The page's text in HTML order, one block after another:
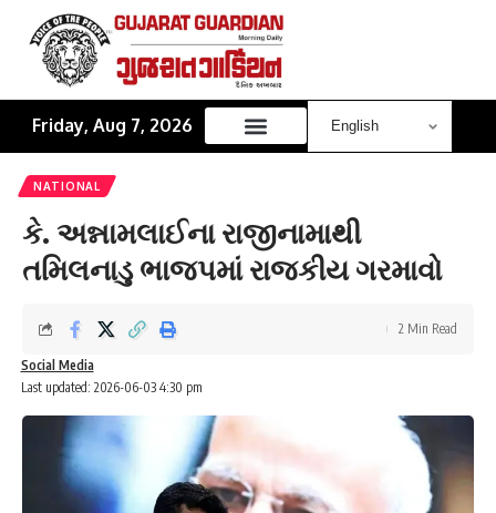
Friday, Aug 7, 2026
NATIONAL
કે. અન્નામલાઈના રાજીનામાથી
તમિલનાડુ ભાજપમાં રાજકીય ગરમાવો
Last updated: 2026-06-03 4:30 pm
Social Media
2 Min Read